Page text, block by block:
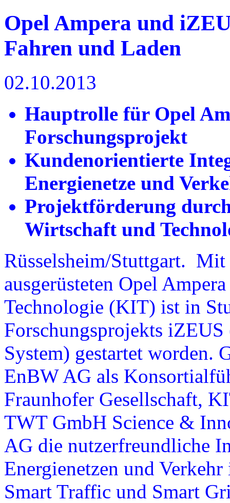
Opel Ampera und
Fahren und Laden
02.10.2013
Hauptrolle für Opel
Forschungsprojekt
Kundenorientierte
Energienetze und
Projektförderung
Wirtschaft und
Rüsselsheim/Stuttgart. Mit
ausgerüsteten Opel
Technologie (KIT) ist in
Forschungsprojekts
System) gestartet worden.
EnBW AG als
Fraunhofer Gesellschaft,
TWT GmbH Science &
AG die nutzerfreundliche
Energienetzen und
Smart Traffic und Smart